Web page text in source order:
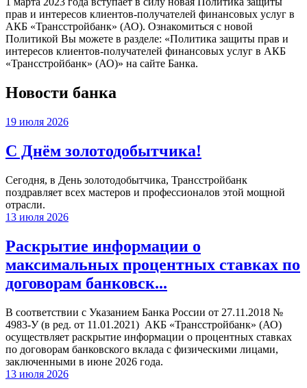
прав и интересов клиентов-получателей финансовых услуг в
АКБ «Трансстройбанк» (АО). Ознакомиться с новой
Политикой Вы можете в разделе: «Политика защиты прав и
интересов клиентов-получателей финансовых услуг в АКБ
«Трансстройбанк» (АО)» на сайте Банка.
Новости банка
19 июля 2026
С Днём золотодобытчика!
Сегодня, в День золотодобытчика, Трансстройбанк
поздравляет всех мастеров и профессионалов этой мощной
отрасли.
13 июля 2026
Раскрытие информации о
максимальных процентных ставках по
договорам банковск...
В соответствии с Указанием Банка России от 27.11.2018 №
4983-У (в ред. от 11.01.2021) АКБ «Трансстройбанк» (АО)
осуществляет раскрытие информации о процентных ставках
по договорам банковского вклада с физическими лицами,
заключенными в июне 2026 года.
13 июля 2026